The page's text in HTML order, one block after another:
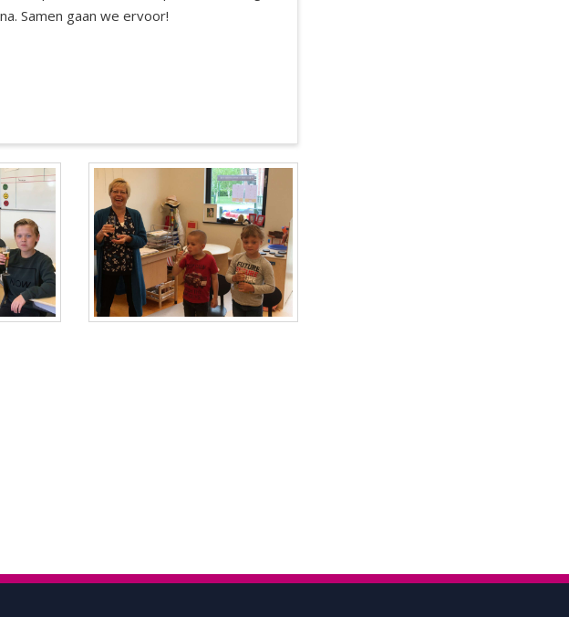
Samen gaan we ervoor!